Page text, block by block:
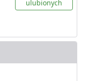
ulubionych